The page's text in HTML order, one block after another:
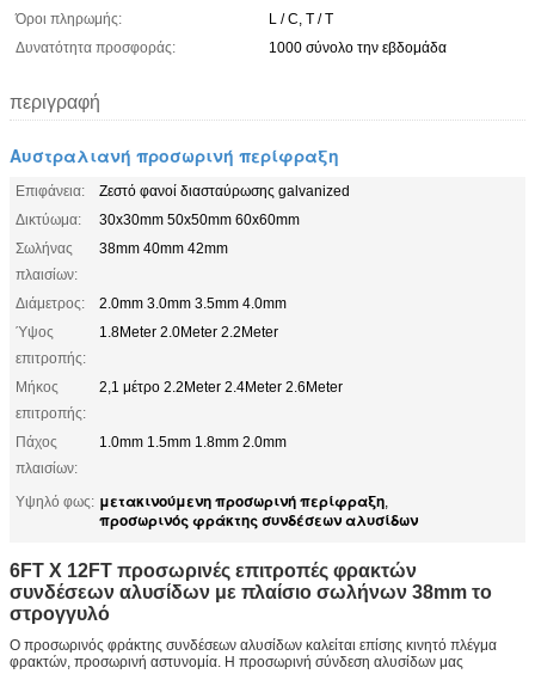
Όροι πληρωμής:
L / C, T / T
Δυνατότητα προσφοράς:
1000 σύνολο την εβδομάδα
περιγραφή
Αυστραλιανή προσωρινή περίφραξη
Επιφάνεια:
Ζεστό φανοί διασταύρωσης galvanized
Δικτύωμα:
30x30mm 50x50mm 60x60mm
Σωλήνας
πλαισίων:
38mm 40mm 42mm
Διάμετρος:
2.0mm 3.0mm 3.5mm 4.0mm
Ύψος
επιτροπής:
1.8Meter 2.0Meter 2.2Meter
Μήκος
επιτροπής:
2,1 μέτρο 2.2Meter 2.4Meter 2.6Meter
Πάχος
πλαισίων:
1.0mm 1.5mm 1.8mm 2.0mm
Υψηλό φως: μετακινούμενη προσωρινή περίφραξη,
προσωρινός φράκτης συνδέσεων αλυσίδων
6FT X 12FT προσωρινές επιτροπές φρακτών
συνδέσεων αλυσίδων με πλαίσιο σωλήνων 38mm το
στρογγυλό
Ο προσωρινός φράκτης συνδέσεων αλυσίδων καλείται επίσης κινητό πλέγμα
φρακτών, προσωρινή αστυνομία. Η προσωρινή σύνδεση αλυσίδων μας